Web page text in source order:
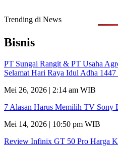
Trending di News
Bisnis
PT Sungai Rangit & PT Usaha
Selamat Hari Raya Idul Adha
Mei 26, 2026 | 2:14 am WIB
7 Alasan Harus Memilih TV Sony
Mei 14, 2026 | 10:50 pm WIB
Review Infinix GT 50 Pro Harga